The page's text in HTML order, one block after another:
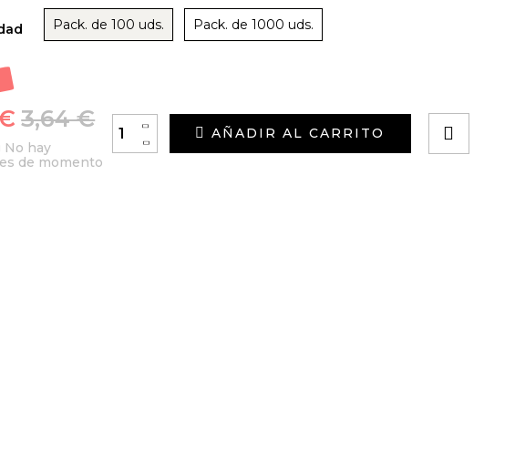
Pack. de 100 uds. Pack. de 1000 uds.
3,64 €
No hay
de momento
-
+
AÑADIR AL CARRITO